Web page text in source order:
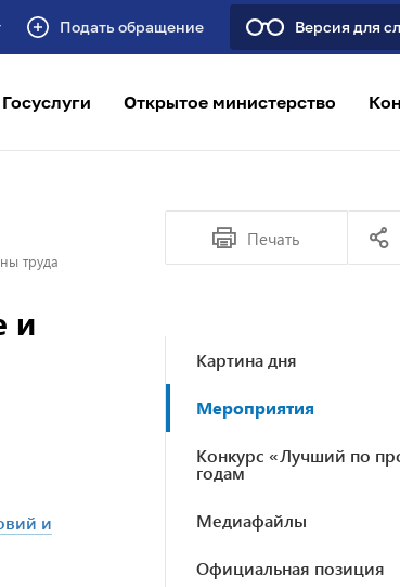
Подать обращение Версия для
Госуслуги Открытое министерство
труда
Печать
и
и
Картина дня
Мероприятия
Конкурс «Лучший по
годам
Медиафайлы
Официальная позиция